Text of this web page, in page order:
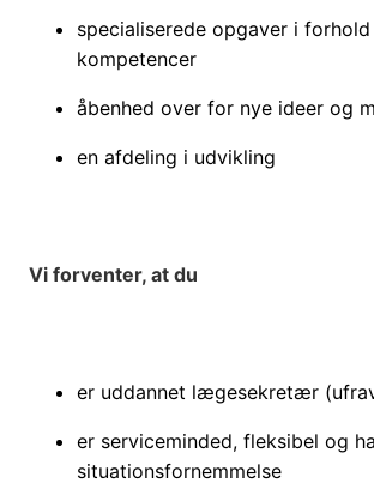
specialiserede opgaver i
kompetencer
åbenhed over for nye ideer og
en afdeling i udvikling
Vi forventer, at du
er uddannet lægesekretær
er serviceminded, fleksibel og
situationsfornemmelse